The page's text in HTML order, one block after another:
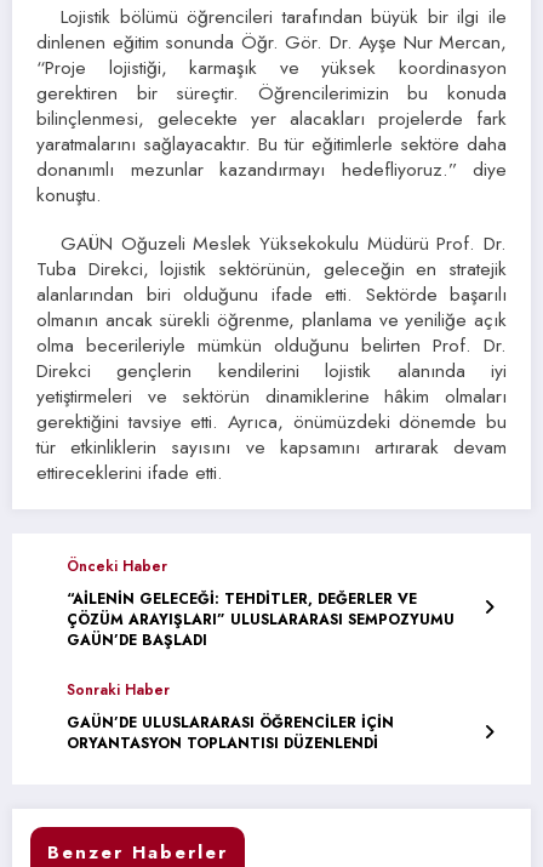
Lojistik bölümü öğrencileri tarafından büyük bir ilgi ile
dinlenen eğitim sonunda Öğr. Gör. Dr. Ayşe Nur Mercan,
“Proje lojistiği, karmaşık ve yüksek koordinasyon
gerektiren bir süreçtir. Öğrencilerimizin bu konuda
bilinçlenmesi, gelecekte yer alacakları projelerde fark
yaratmalarını sağlayacaktır. Bu tür eğitimlerle sektöre daha
donanımlı mezunlar kazandırmayı hedefliyoruz.” diye
konuştu.
GAÜN Oğuzeli Meslek Yüksekokulu Müdürü Prof. Dr.
Tuba Direkci, lojistik sektörünün, geleceğin en stratejik
alanlarından biri olduğunu ifade etti. Sektörde başarılı
olmanın ancak sürekli öğrenme, planlama ve yeniliğe açık
olma becerileriyle mümkün olduğunu belirten Prof. Dr.
Direkci gençlerin kendilerini lojistik alanında iyi
yetiştirmeleri ve sektörün dinamiklerine hâkim olmaları
gerektiğini tavsiye etti. Ayrıca, önümüzdeki dönemde bu
tür etkinliklerin sayısını ve kapsamını artırarak devam
ettireceklerini ifade etti.
Önceki Haber
“AİLENİN GELECEĞİ: TEHDİTLER, DEĞERLER VE
ÇÖZÜM ARAYIŞLARI” ULUSLARARASI SEMPOZYUMU
GAÜN’DE BAŞLADI
Sonraki Haber
GAÜN’DE ULUSLARARASI ÖĞRENCİLER İÇİN
ORYANTASYON TOPLANTISI DÜZENLENDİ
Benzer Haberler